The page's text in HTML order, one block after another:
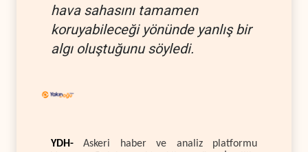
hava sahasını tamamen
koruyabileceği yönünde yanlış bir
algı oluştuğunu söyledi.
YDH- Askeri haber ve analiz platformu